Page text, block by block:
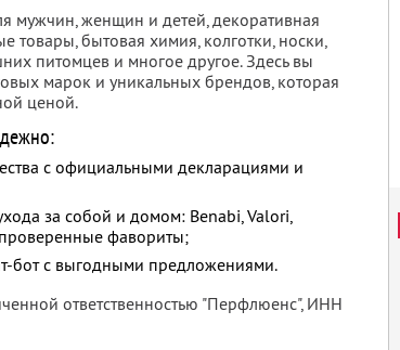
мужчин, женщин и детей, декоративная
товары, бытовая химия, колготки, носки,
питомцев и многое другое. Здесь вы
марок и уникальных брендов, которая
ценой.
с официальными декларациями и
за собой и домом: Benabi, Valori,
фавориты;
бот с выгодными предложениями.
ответственностью "Перфлюенс", ИНН